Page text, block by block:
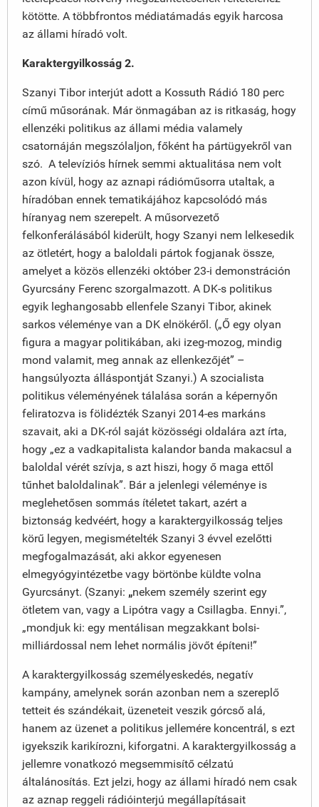
kötötte. A többfrontos médiatámadás egyik harcosa
az állami híradó volt.
Karaktergyilkosság 2.
Szanyi Tibor interjút adott a Kossuth Rádió 180 perc
című műsorának. Már önmagában az is ritkaság, hogy
ellenzéki politikus az állami média valamely
csatornáján megszólaljon, főként ha pártügyekről van
szó. A televíziós hírnek semmi aktualitása nem volt
azon kívül, hogy az aznapi rádióműsorra utaltak, a
híradóban ennek tematikájához kapcsolódó más
híranyag nem szerepelt. A műsorvezető
felkonferálásából kiderült, hogy Szanyi nem lelkesedik
az ötletért, hogy a baloldali pártok fogjanak össze,
amelyet a közös ellenzéki október 23-i demonstráción
Gyurcsány Ferenc szorgalmazott. A DK-s politikus
egyik leghangosabb ellenfele Szanyi Tibor, akinek
sarkos véleménye van a DK elnökéről. („Ő egy olyan
figura a magyar politikában, aki izeg-mozog, mindig
mond valamit, meg annak az ellenkezőjét” –
hangsúlyozta álláspontját Szanyi.) A szocialista
politikus véleményének tálalása során a képernyőn
feliratozva is fölidézték Szanyi 2014-es markáns
szavait, aki a DK-ról saját közösségi oldalára azt írta,
hogy „ez a vadkapitalista kalandor banda makacsul a
baloldal vérét szívja, s azt hiszi, hogy ő maga ettől
tűnhet baloldalinak”. Bár a jelenlegi véleménye is
meglehetősen sommás ítéletet takart, azért a
biztonság kedvéért, hogy a karaktergyilkosság teljes
körű legyen, megismételték Szanyi 3 évvel ezelőtti
megfogalmazását, aki akkor egyenesen
elmegyógyintézetbe vagy börtönbe küldte volna
Gyurcsányt. (Szanyi: „nekem személy szerint egy
ötletem van, vagy a Lipótra vagy a Csillagba. Ennyi.”,
„mondjuk ki: egy mentálisan megzakkant bolsi-
milliárdossal nem lehet normális jövőt építeni!”
A karaktergyilkosság személyeskedés, negatív
kampány, amelynek során azonban nem a szereplő
tetteit és szándékait, üzeneteit veszik górcső alá,
hanem az üzenet a politikus jellemére koncentrál, s ezt
igyekszik karikírozni, kiforgatni. A karaktergyilkosság a
jellemre vonatkozó megsemmisítő célzatú
általánosítás. Ezt jelzi, hogy az állami híradó nem csak
az aznap reggeli rádióinterjú megállapításait